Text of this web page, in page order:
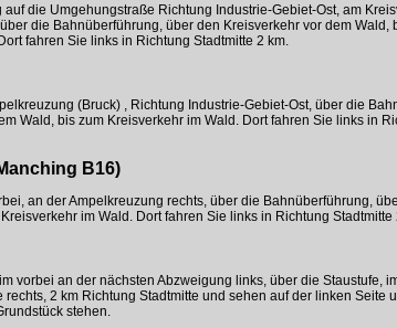
die Umgehungstraße Richtung Industrie-Gebiet-Ost, am
die Bahnüberführung, über den Kreisverkehr vor dem Wald,
fahren Sie links in Richtung Stadtmitte 2 km.
(Bruck) , Richtung Industrie-Gebiet-Ost, über die
Wald, bis zum Kreisverkehr im Wald. Dort fahren Sie links in
B16)
an der Ampelkreuzung rechts, über die Bahnüberführung,
im Wald. Dort fahren Sie links in Richtung Stadtmitte
vorbei an der nächsten Abzweigung links, über die Staustufe,
rechts, 2 km Richtung Stadtmitte und sehen auf der linken Seite
stehen.